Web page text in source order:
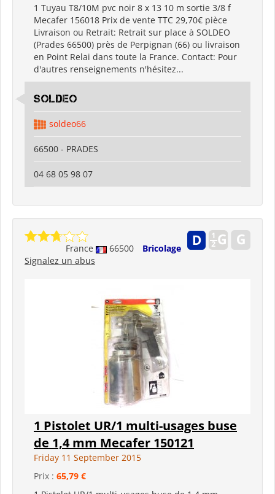
1 Tuyau T8/10M pvc noir 8 x 13 10 m sortie 3/8 f
Mecafer 156018 Prix de vente TTC 29,70€ pièce
Livraison ou Retrait: Retrait sur place à SOLDEO
(Prades 66500) près de Perpignan (66) ou livraison
en Point Relai dans toute la France. Contact: Pour
d'autres renseignements n'hésitez...
SOLDEO
soldeo66
66500 - PRADES
04 68 05 98 07
France 66500
Bricolage
Signalez un abus
1 Pistolet UR/1 multi-usages buse
de 1,4 mm Mecafer 150121
Friday 11 September 2015
Prix : 65,79 €